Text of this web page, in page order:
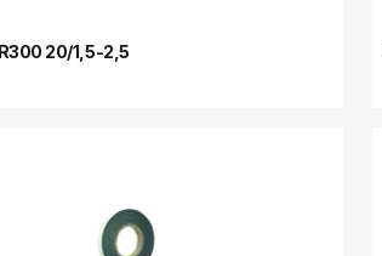
20/1,5-2,5